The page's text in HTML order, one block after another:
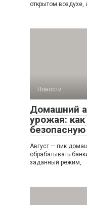
открытом
Новости
Домашний
урожая:
Август — пик
обрабатывать
заданный режим,